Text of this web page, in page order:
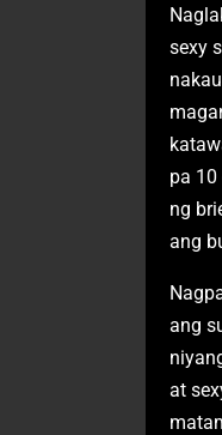
sexy
pa
ng
ang
ang
at